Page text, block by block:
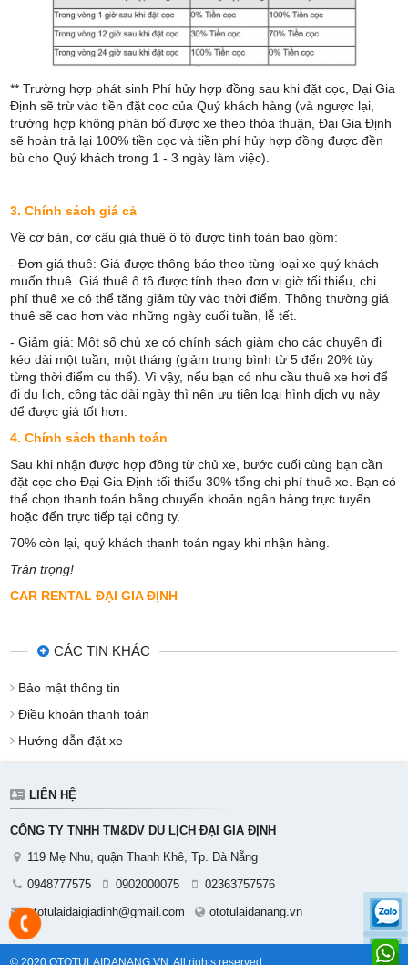
** Trường hợp phát sinh Phí hủy hợp đồng sau khi đặt cọc, Đại Gia
Định sẽ trừ vào tiền đặt cọc của Quý khách hàng (và ngược lại,
trường hợp không phân bố được xe theo thỏa thuận, Đại Gia Định
sẽ hoàn trả lại 100% tiền cọc và tiền phí hủy hợp đồng được đền
bù cho Quý khách trong 1 - 3 ngày làm việc).
3. Chính sách giá cả
Về cơ bản, cơ cấu giá thuê ô tô được tính toán bao gồm:
- Đơn giá thuê: Giá được thông báo theo từng loại xe quý khách
muốn thuê. Giá thuê ô tô được tính theo đơn vị giờ tối thiểu, chi
phí thuê xe có thể tăng giảm tùy vào thời điểm. Thông thường giá
thuê sẽ cao hơn vào những ngày cuối tuần, lễ tết.
- Giảm giá: Một số chủ xe có chính sách giảm cho các chuyến đi
kéo dài một tuần, một tháng (giảm trung bình từ 5 đến 20% tùy
từng thời điểm cụ thể). Vì vậy, nếu bạn có nhu cầu thuê xe hơi để
đi du lịch, công tác dài ngày thì nên ưu tiên loại hình dịch vụ này
để được giá tốt hơn.
4. Chính sách thanh toán
Sau khi nhận được hợp đồng từ chủ xe, bước cuối cùng bạn cần
đặt cọc cho Đại Gia Định tối thiểu 30% tổng chi phí thuê xe. Bạn có
thể chọn thanh toán bằng chuyển khoản ngân hàng trực tuyến
hoặc đến trực tiếp tại công ty.
70% còn lại, quý khách thanh toán ngay khi nhận hàng.
Trân trọng!
CAR RENTAL ĐẠI GIA ĐỊNH
CÁC TIN KHÁC
Bảo mật thông tin
Điều khoản thanh toán
Hướng dẫn đặt xe
LIÊN HỆ
CÔNG TY TNHH TM&DV DU LỊCH ĐẠI GIA ĐỊNH
119 Mẹ Nhu, quận Thanh Khê, Tp. Đà Nẵng
0948777575
0902000075
02363757576
ototulaidaigiadinh@gmail.com
ototulaidanang.vn